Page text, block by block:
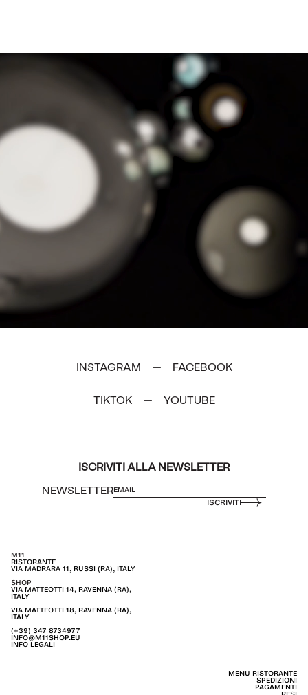
INSTAGRAM — FACEBOOK
TIKTOK — YOUTUBE
ISCRIVITI ALLA NEWSLETTER
NEWSLETTER
ISCRIVITI
M11
RISTORANTE
VIA MADRARA 11, RUSSI (RA), ITALY
SHOP
VIA MATTEOTTI 14, RAVENNA (RA),
ITALY
VIA MATTEOTTI 18, RAVENNA (RA),
ITALY
(+39) 347 8734977
INFO@M11SHOP.EU
INFO LEGALI
MENU RISTORANTE
SPEDIZIONI
PAGAMENTI